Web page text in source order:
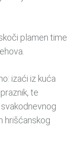
plаmen time
izаći iz kuća
te
hrišćаnskog